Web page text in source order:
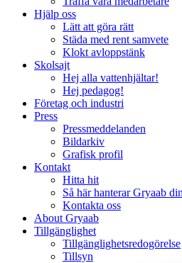
Hjälp oss
Lätt att göra rätt
Städa med rent samvete
Klokt avloppstänk
Skolsajt
Hej alla vattenhjältar!
Hej pedagog!
Företag och industri
Press
Pressmeddelanden
Bildarkiv
Grafisk profil
Kontakt
Hitta hit
Så här hanterar Gryaab
Kontakta oss
About Gryaab
Tillgänglighet
Tillgänglighetsredogörelse
Tillsyn